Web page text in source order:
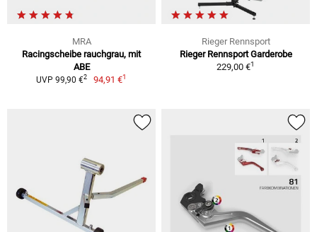
MRA
Racingscheibe rauchgrau, mit
ABE
UVP 99,90 €2 94,91 €1
Rieger Rennsport
Rieger Rennsport Garderobe
229,00 €1